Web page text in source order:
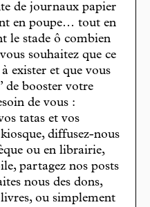
de journaux papier
en poupe… tout en
le stade ô combien
souhaitez que ce
exister et que vous
de booster votre
de vous :
tatas et vos
diffusez-nous
ou en librairie,
partagez nos posts
nous des dons,
ou simplement